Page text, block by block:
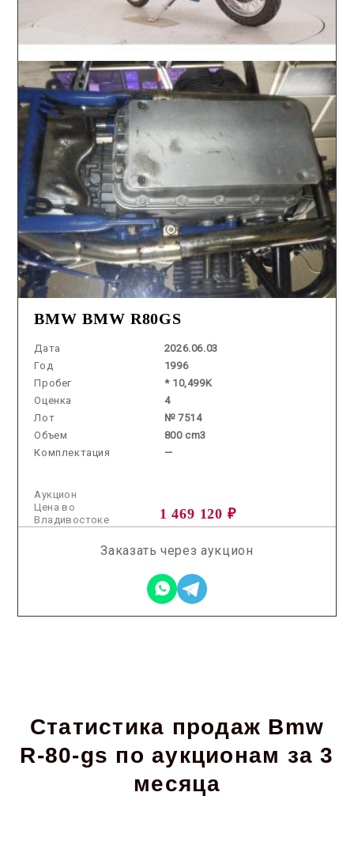
BMW BMW R80GS
Дата
2026.06.03
Год
1996
Пробег
* 10,499K
Оценка
4
Лот
№ 7514
Объем
800 cm3
Комплектация
—
Аукцион
1 469 120 ₽
Цена во
Владивостоке
Заказать через аукцион
Статистика продаж Bmw
R-80-gs по аукционам за 3
месяца